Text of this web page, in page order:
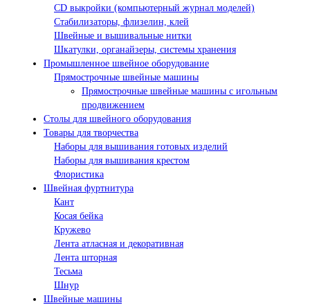
СD выкройки (компьютерный журнал моделей)
Стабилизаторы, флизелин, клей
Швейные и вышивальные нитки
Шкатулки, органайзеры, системы хранения
Промышленное швейное оборудование
Прямострочные швейные машины
Прямострочные швейные машины с игольным
продвижением
Столы для швейного оборудования
Товары для творчества
Наборы для вышивания готовых изделий
Наборы для вышивания крестом
Флористика
Швейная фуртнитура
Кант
Косая бейка
Кружево
Лента aтласная и декоративная
Лента шторная
Тесьма
Шнур
Швейные машины